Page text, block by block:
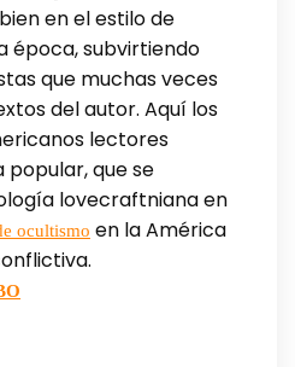
en el estilo de
época, subvirtiendo
que muchas veces
del autor. Aquí los
lectores
que se
lovecraftniana en
ocultismo en la América